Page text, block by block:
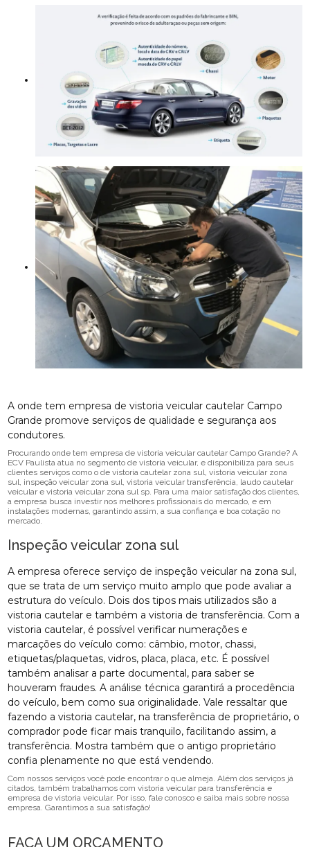
A onde tem empresa de vistoria veicular cautelar Campo
Grande promove serviços de qualidade e segurança aos
condutores.
Procurando onde tem empresa de vistoria veicular cautelar Campo Grande? A
ECV Paulista atua no segmento de vistoria veicular, e disponibiliza para seus
clientes serviços como o de vistoria cautelar zona sul, vistoria veicular zona
sul, inspeção veicular zona sul, vistoria veicular transferência, laudo cautelar
veicular e vistoria veicular zona sul sp. Para uma maior satisfação dos clientes,
a empresa busca investir nos melhores profissionais do mercado, e em
instalações modernas, garantindo assim, a sua confiança e boa cotação no
mercado.
Inspeção veicular zona sul
A empresa oferece serviço de inspeção veicular na zona sul,
que se trata de um serviço muito amplo que pode avaliar a
estrutura do veículo. Dois dos tipos mais utilizados são a
vistoria cautelar e também a vistoria de transferência. Com a
vistoria cautelar, é possível verificar numerações e
marcações do veículo como: câmbio, motor, chassi,
etiquetas/plaquetas, vidros, placa, placa, etc. É possível
também analisar a parte documental, para saber se
houveram fraudes. A análise técnica garantirá a procedência
do veículo, bem como sua originalidade. Vale ressaltar que
fazendo a vistoria cautelar, na transferência de proprietário, o
comprador pode ficar mais tranquilo, facilitando assim, a
transferência. Mostra também que o antigo proprietário
confia plenamente no que está vendendo.
Com nossos serviços você pode encontrar o que almeja. Além dos serviços já
citados, também trabalhamos com vistoria veicular para transferência e
empresa de vistoria veicular. Por isso, fale conosco e saiba mais sobre nossa
empresa. Garantimos a sua satisfação!
FAÇA UM ORÇAMENTO